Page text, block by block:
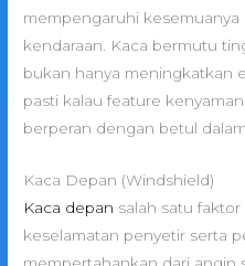
mempengaruhi kesemuanya
kendaraan. Kaca bermutu
bukan hanya meningkatkan
pasti kalau feature
berperan dengan betul
Kaca Depan (Windshield)
Kaca depan salah satu
keselamatan penyetir serta
mempertahankan dari angin